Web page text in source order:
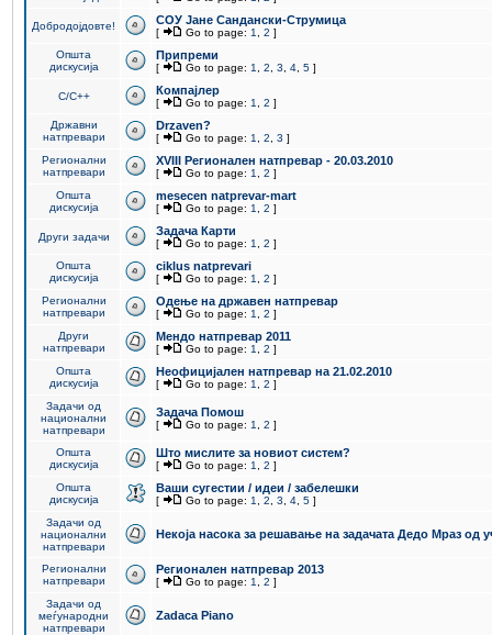
Добродојдовте! СОУ Јане Сандански-Струмица
[ Go to page: 1 2 ]
Општа
дискусија
Припреми
[ Go to page: 1 2 3 4 5 ]
C/C++ Компајлер
[ Go to page: 1 2 ]
Државни
натпревари
Drzaven?
[ Go to page: 1 2 3 ]
Регионални
натпревари
XVIII Регионален натпревар - 20.03.2010
[ Go to page: 1 2 ]
Општа
дискусија
mesecen natprevar-mart
[ Go to page: 1 2 ]
Други задачи Задача Карти
[ Go to page: 1 2 ]
Општа
дискусија
ciklus natprevari
[ Go to page: 1 2 ]
Регионални
натпревари
Одење на државен натпревар
[ Go to page: 1 2 ]
Други
натпревари
Мендо натпревар 2011
[ Go to page: 1 2 ]
Општа
дискусија
Неофицијален натпревар на 21.02.2010
[ Go to page: 1 2 ]
Задачи од
национални
натпревари
Задача Помош
[ Go to page: 1 2 ]
Општа
дискусија
Што мислите за новиот систем?
[ Go to page: 1 2 ]
Општа
дискусија
Ваши сугестии / идеи / забелешки
[ Go to page: 1 2 3 4 5 ]
Задачи од
национални
натпревари
Некоја насока за решавање на задачата Дедо Мраз од
Регионални
натпревари
Регионален натпревар 2013
[ Go to page: 1 2 ]
Задачи од
меѓународни
натпревари
Zadaca Piano